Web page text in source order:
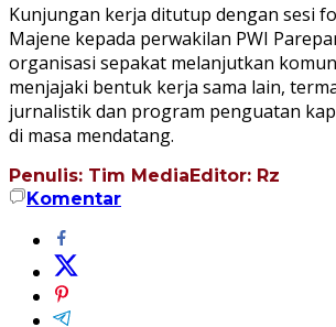
Kunjungan kerja ditutup dengan sesi
Majene kepada perwakilan PWI
organisasi sepakat melanjutkan
menjajaki bentuk kerja sama lain,
jurnalistik dan program penguatan
di masa mendatang.
Penulis: Tim MediaEditor: Rz
Komentar